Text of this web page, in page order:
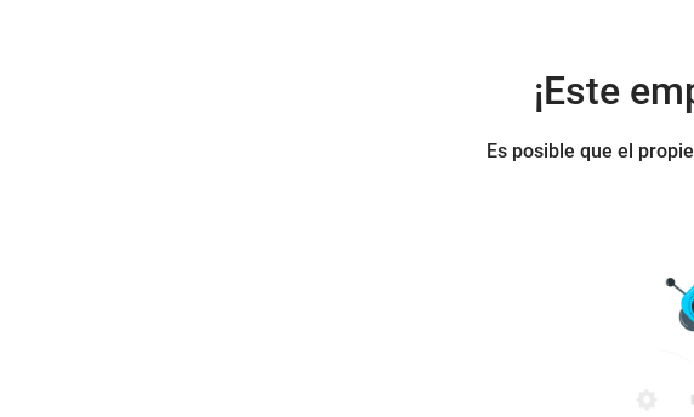
¡Este
Es posible que el